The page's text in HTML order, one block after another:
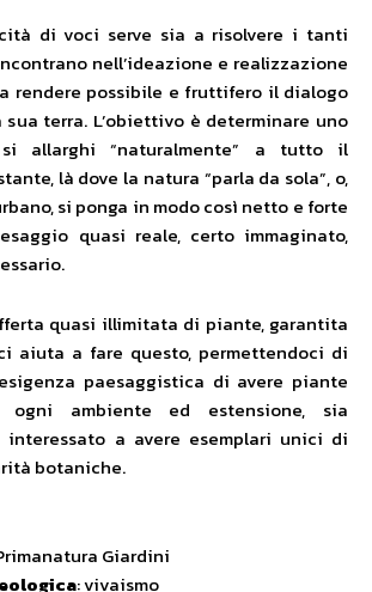
di voci serve sia a risolvere i tanti
nell’ideazione e realizzazione
rendere possibile e fruttifero il dialogo
terra. L’obiettivo è determinare uno
allarghi “naturalmente” a tutto il
là dove la natura “parla da sola”, o,
si ponga in modo così netto e forte
quasi reale, certo immaginato,
quasi illimitata di piante, garantita
aiuta a fare questo, permettendoci di
paesaggistica di avere piante
ogni ambiente ed estensione, sia
interessato a avere esemplari unici di
botaniche.
Giardini
: vivaismo